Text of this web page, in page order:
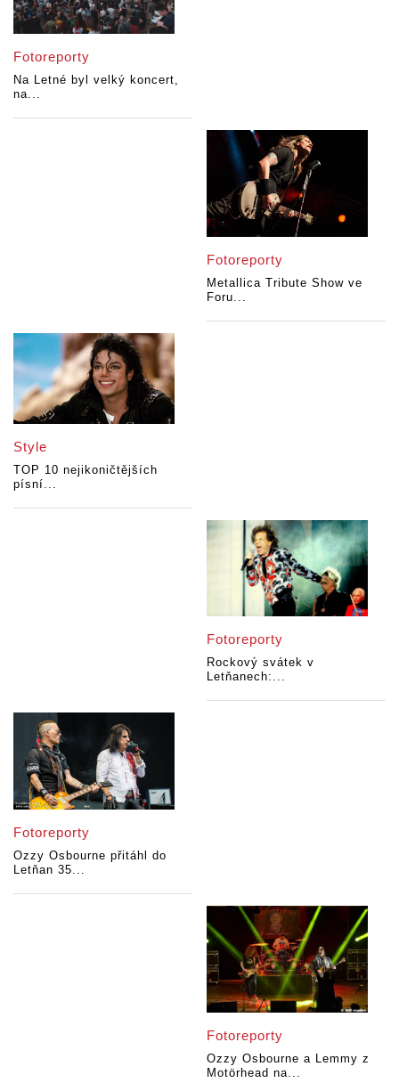
Fotoreporty
Na Letné byl velký koncert,
na...
Fotoreporty
Metallica Tribute Show ve
Foru...
Style
TOP 10 nejikoničtějších
písní...
Fotoreporty
Rockový svátek v
Letňanech:...
Fotoreporty
Ozzy Osbourne přitáhl do
Letňan 35...
Fotoreporty
Ozzy Osbourne a Lemmy z
Motörhead na...